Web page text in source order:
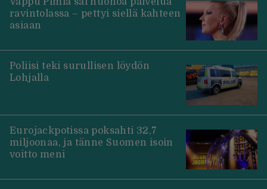
ravintolassa – pettyi siellä kahteen
asiaan
Poliisi teki surullisen löydön
Lohjalla
Eurojackpotissa poksahti 32,7
miljoonaa, ja tänne Suomen isoin
voitto meni